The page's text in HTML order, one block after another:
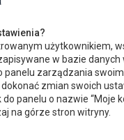
użytkownikiem,
w bazie danych
panelu zarządzania
zmian swoich
panelu o nazwie “Moje
na górze stron witryny.